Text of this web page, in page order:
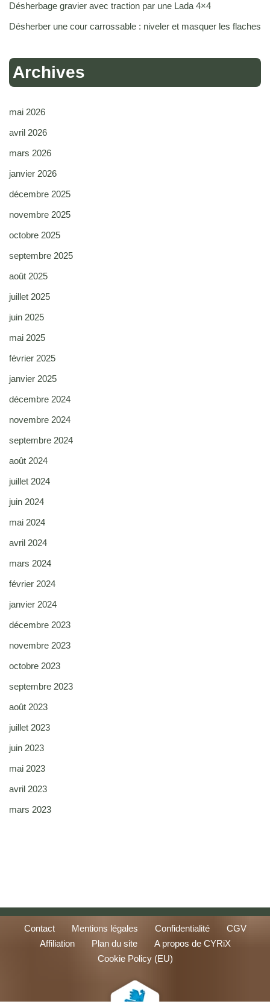
Désherbage gravier avec traction par une Lada 4×4
Désherber une cour carrossable : niveler et masquer les flaches
Archives
mai 2026
avril 2026
mars 2026
janvier 2026
décembre 2025
novembre 2025
octobre 2025
septembre 2025
août 2025
juillet 2025
juin 2025
mai 2025
février 2025
janvier 2025
décembre 2024
novembre 2024
septembre 2024
août 2024
juillet 2024
juin 2024
mai 2024
avril 2024
mars 2024
février 2024
janvier 2024
décembre 2023
novembre 2023
octobre 2023
septembre 2023
août 2023
juillet 2023
juin 2023
mai 2023
avril 2023
mars 2023
Contact Mentions légales Confidentialité
CGV
Affiliation
Plan du site
A propos de CYRiX
Cookie Policy (EU)